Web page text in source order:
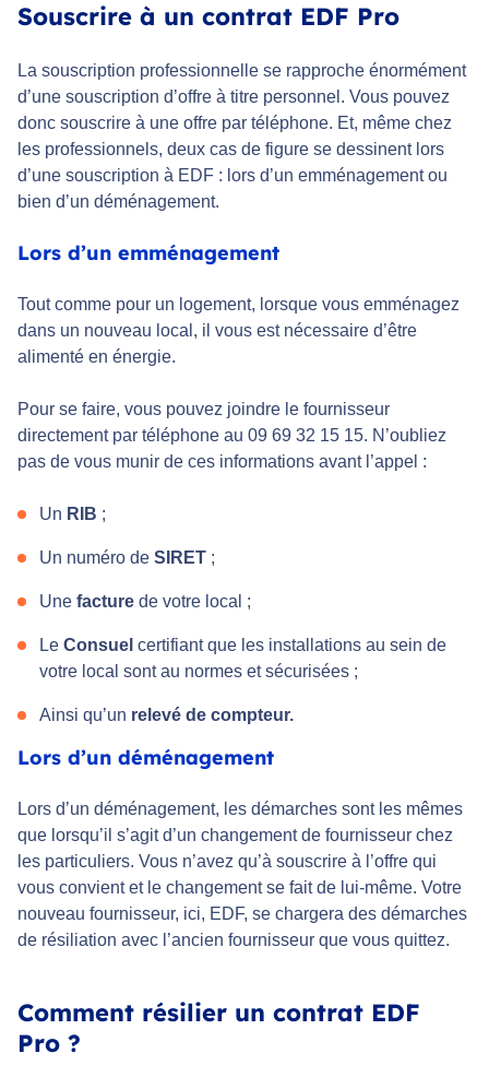
Souscrire à un contrat EDF Pro
La souscription professionnelle se rapproche énormément
d’une souscription d’offre à titre personnel. Vous pouvez
donc souscrire à une offre par téléphone. Et, même chez
les professionnels, deux cas de figure se dessinent lors
d’une souscription à EDF : lors d’un emménagement ou
bien d’un déménagement.
Lors d’un emménagement
Tout comme pour un logement, lorsque vous emménagez
dans un nouveau local, il vous est nécessaire d’être
alimenté en énergie.
Pour se faire, vous pouvez joindre le fournisseur
directement par téléphone au 09 69 32 15 15. N’oubliez
pas de vous munir de ces informations avant l’appel :
Un RIB ;
Un numéro de SIRET ;
Une facture de votre local ;
Le Consuel certifiant que les installations au sein de
votre local sont au normes et sécurisées ;
Ainsi qu’un relevé de compteur.
Lors d’un déménagement
Lors d’un déménagement, les démarches sont les mêmes
que lorsqu’il s’agit d’un changement de fournisseur chez
les particuliers. Vous n’avez qu’à souscrire à l’offre qui
vous convient et le changement se fait de lui-même. Votre
nouveau fournisseur, ici, EDF, se chargera des démarches
de résiliation avec l’ancien fournisseur que vous quittez.
Comment résilier un contrat EDF
Pro ?